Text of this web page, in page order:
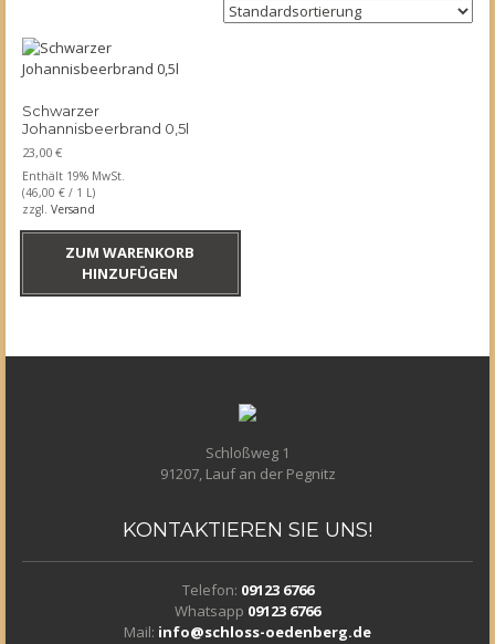
Schwarzer
Johannisbeerbrand 0,5l
23,00 €
Enthält 19% MwSt.
(46,00 € / 1 L)
zzgl. Versand
ZUM WARENKORB
HINZUFÜGEN
Schloßweg 1
91207, Lauf an der Pegnitz
KONTAKTIEREN SIE UNS!
Telefon: 09123 6766
Whatsapp 09123 6766
Mail: info@schloss-oedenberg.de